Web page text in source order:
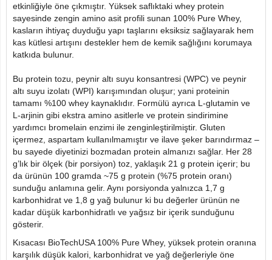
etkinliğiyle öne çıkmıştır. Yüksek saflıktaki whey protein
sayesinde zengin amino asit profili sunan 100% Pure Whey,
kasların ihtiyaç duyduğu yapı taşlarını eksiksiz sağlayarak hem
kas kütlesi artışını destekler hem de kemik sağlığını korumaya
katkıda bulunur.
Bu protein tozu, peynir altı suyu konsantresi (WPC) ve peynir
altı suyu izolatı (WPI) karışımından oluşur; yani proteinin
tamamı %100 whey kaynaklıdır. Formülü ayrıca L-glutamin ve
L-arjinin gibi ekstra amino asitlerle ve protein sindirimine
yardımcı bromelain enzimi ile zenginleştirilmiştir. Gluten
içermez, aspartam kullanılmamıştır ve ilave şeker barındırmaz –
bu sayede diyetinizi bozmadan protein almanızı sağlar. Her 28
g’lık bir ölçek (bir porsiyon) toz, yaklaşık 21 g protein içerir; bu
da ürünün 100 gramda ~75 g protein (%75 protein oranı)
sunduğu anlamına gelir. Aynı porsiyonda yalnızca 1,7 g
karbonhidrat ve 1,8 g yağ bulunur ki bu değerler ürünün ne
kadar düşük karbonhidratlı ve yağsız bir içerik sunduğunu
gösterir.
Kısacası BioTechUSA 100% Pure Whey, yüksek protein oranına
karşılık düşük kalori, karbonhidrat ve yağ değerleriyle öne